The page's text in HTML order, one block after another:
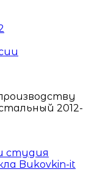
2012-
студия
Bukovkin-it